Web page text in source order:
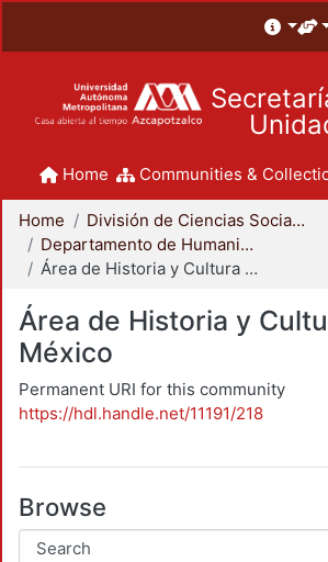
Home Communities &
Home
División de Ciencias Sociales y Humanidades
Departamento de Humanidades
Área de Historia y Cultura en México
Área de Historia y
México
Permanent URI for this community
https://hdl.handle.net/11191/218
Browse